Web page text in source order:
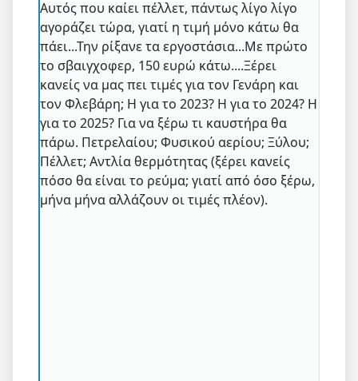
Αυτός που καίει πέλλετ, πάντως λίγο λίγο
αγοράζει τώρα, γιατί η τιμή μόνο κάτω θα
πάει...Την ρίξανε τα εργοστάσια...Με πρώτο
το σβαιγχοφερ, 150 ευρώ κάτω....Ξέρει
κανείς να μας πει τιμές για τον Γενάρη και
τον Φλεβάρη; Η για το 2023? Η για το 2024? Η
για το 2025? Για να ξέρω τι καυστήρα θα
πάρω. Πετρελαίου; Φυσικού αερίου; Ξύλου;
Πέλλετ; Αντλία θερμότητας (ξέρει κανείς
πόσο θα είναι το ρεύμα; γιατί από όσο ξέρω,
μήνα μήνα αλλάζουν οι τιμές πλέον).